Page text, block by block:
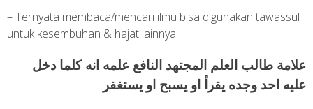
– Ternyata membaca/mencari ilmu bisa digunakan tawassul
untuk kesembuhan & hajat lainnya
علامة طالب العلم المجتهد النافع علمه انه كلما دخل
عليه احد وجده يقرأ او يسبح او يستغفر